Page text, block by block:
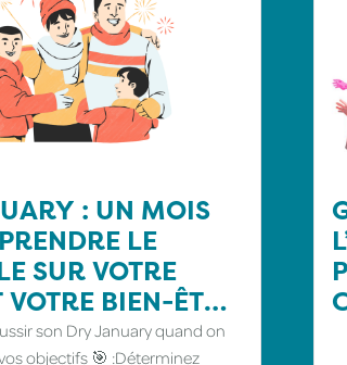
: UN MOIS
LE
SUR VOTRE
BIEN-ÊTRE
son Dry January quand on
objectifs 🎯 :Déterminez